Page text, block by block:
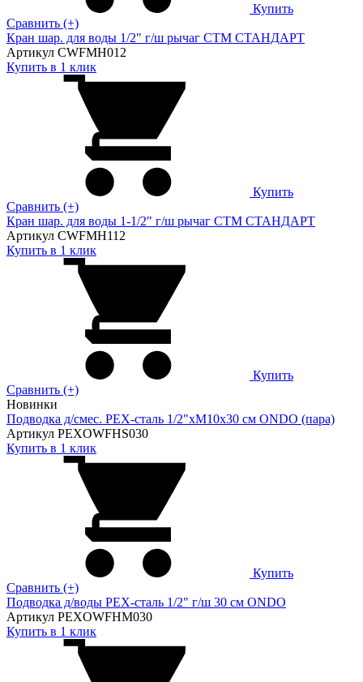
Купить
Сравнить (+)
Кран шар. для воды 1/2" г/ш рычаг CTM СТАНДАРТ
Артикул CWFMH012
Купить в 1 клик
Купить
Сравнить (+)
Кран шар. для воды 1-1/2" г/ш рычаг CTM СТАНДАРТ
Артикул CWFMH112
Купить в 1 клик
Купить
Сравнить (+)
Новинки
Подводка д/смес. PEX-сталь 1/2"xM10x30 см ONDO (пара)
Артикул PEXOWFHS030
Купить в 1 клик
Купить
Сравнить (+)
Подводка д/воды PEX-сталь 1/2" г/ш 30 cм ONDO
Артикул PEXOWFHM030
Купить в 1 клик